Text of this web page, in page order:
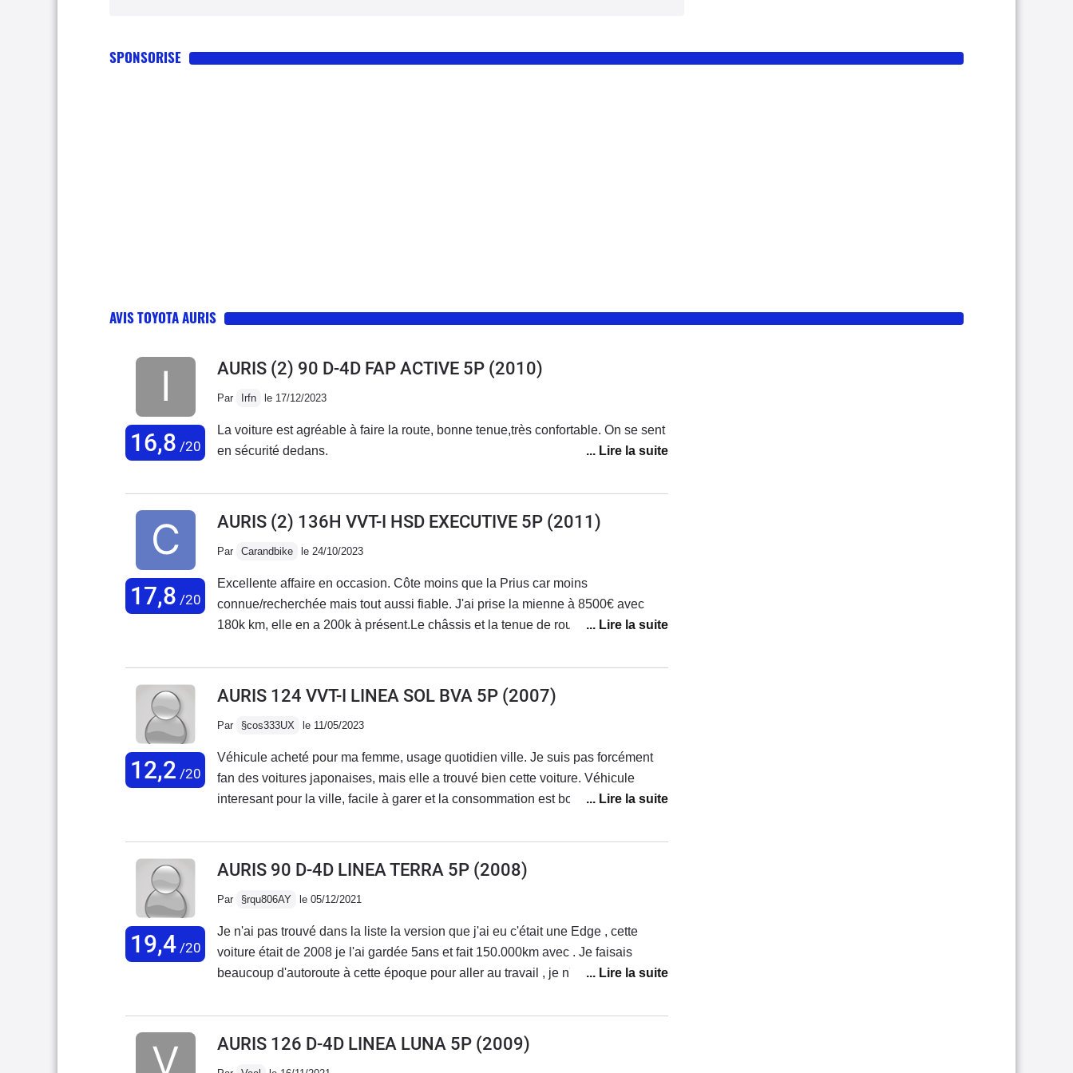
SPONSORISE
AVIS TOYOTA AURIS
16,8 /20
AURIS (2) 90 D-4D FAP ACTIVE 5P (2010)
Par Irfn le 17/12/2023
La voiture est agréable à faire la route, bonne tenue,très confortable. On se sent
en sécurité dedans.
17,8 /20
AURIS (2) 136H VVT-I HSD EXECUTIVE 5P (2011)
Par Carandbike le 24/10/2023
Excellente affaire en occasion. Côte moins que la Prius car moins
connue/recherchée mais tout aussi fiable. J'ai prise la mienne à 8500€ avec
180k km, elle en a 200k à présent.Le châssis et la tenue de route est même
5.5L mixte en SP98, avec mon kit éthanol biomotors je suis à 6.5L en mixte 7.5L
sur autoroute. Un coût d'utilisation imbattable si l'on prend en compte l'achat
12,2 /20
AURIS 124 VVT-I LINEA SOL BVA 5P (2007)
Par §cos333UX le 11/05/2023
Véhicule acheté pour ma femme, usage quotidien ville. Je suis pas forcément
fan des voitures japonaises, mais elle a trouvé bien cette voiture. Véhicule
interesant pour la ville, facile à garer et la consommation est bonne. Par contre,
beaucoup plastiques à l'intérieur, des bruits partout, mal fini en gros.
19,4/20
AURIS 90 D-4D LINEA TERRA 5P (2008)
Par §rqu806AY le 05/12/2021
Je n'ai pas trouvé dans la liste la version que j'ai eu c'était une Edge , cette
voiture était de 2008 je l'ai gardée 5ans et fait 150.000km avec . Je faisais
beaucoup d'autoroute à cette époque pour aller au travail , je n'ai jamais eu un
années . Dès sa sortie d'usine j'en voulais une pour son disign . J'avais toujours
roulé en Corolla 2.0 diesel me voilà au volant d'une Auris 1.4 D4D un vrai régal
une tenue de route au top , un changement de vitesse surélevé qui tombe dans
AURIS 126 D-4D LINEA LUNA 5P (2009)